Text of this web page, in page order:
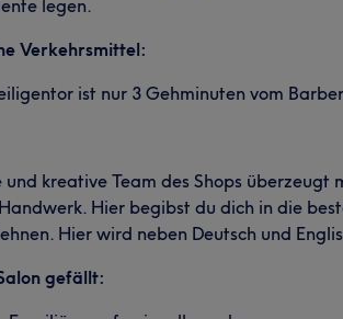
legen.
Verkehrsmittel:
ist nur 3 Gehminuten vom
und kreative Team des Shops überzeugt
Hier begibst du dich in die
Hier wird neben Deutsch und
gefällt: